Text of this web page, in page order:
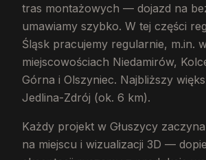
tras montażowych — dojazd na
umawiamy szybko. W tej części
Śląsk pracujemy regularnie, m.in.
miejscowościach Niedamirów,
Górna i Olszyniec. Najbliższy
Jedlina-Zdrój (ok. 6 km).
Każdy projekt w Głuszycy
na miejscu i wizualizacji 3D —